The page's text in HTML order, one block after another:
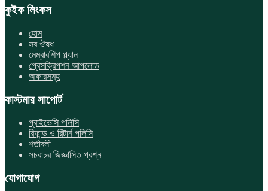
কুইক লিংকস
হোম
সব ঔষধ
মেম্বারশিপ প্ল্যান
প্রেসক্রিপশন আপলোড
অফারসমূহ
কাস্টমার সাপোর্ট
প্রাইভেসি পলিসি
রিফান্ড ও রিটার্ন পলিসি
শর্তাবলী
সচরাচর জিজ্ঞাসিত প্রশ্ন
যোগাযোগ